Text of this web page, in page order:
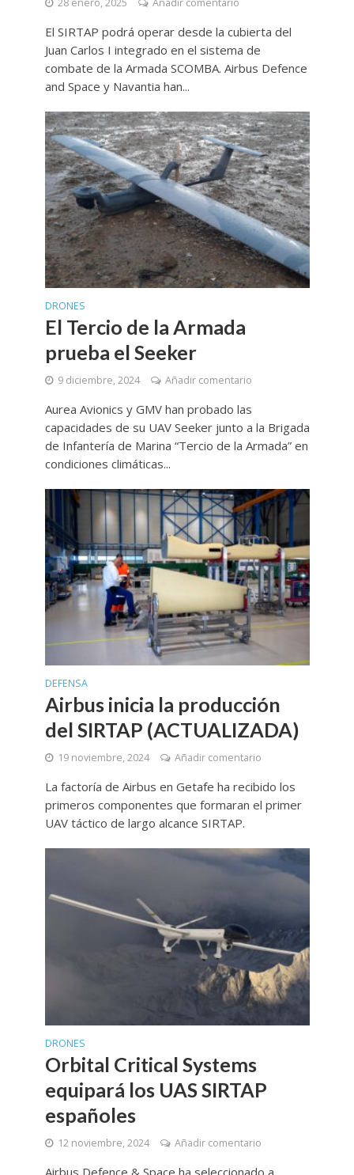
El SIRTAP podrá operar desde la cubierta del
Juan Carlos I integrado en el sistema de
combate de la Armada SCOMBA. Airbus Defence
and Space y Navantia han...
DRONES
El Tercio de la Armada
prueba el Seeker
9 diciembre, 2024 Añadir comentario
Aurea Avionics y GMV han probado las
capacidades de su UAV Seeker junto a la Brigada
de Infantería de Marina “Tercio de la Armada” en
condiciones climáticas...
DEFENSA
Airbus inicia la producción
del SIRTAP (ACTUALIZADA)
19 noviembre, 2024 Añadir comentario
La factoría de Airbus en Getafe ha recibido los
primeros componentes que formaran el primer
UAV táctico de largo alcance SIRTAP.
DRONES
Orbital Critical Systems
equipará los UAS SIRTAP
españoles
12 noviembre, 2024 Añadir comentario
Airbus Defence & Space ha seleccionado a